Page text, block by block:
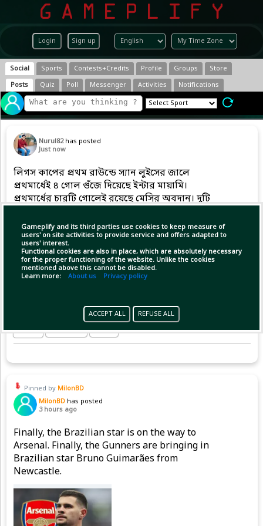
Login Sign up
Gameplify and its third parties use cookies to keep measure of
users' on site activities to provide service and offers adapted to
users' interest.
Functional cookies are also in place, which are absolutely necessary
for the proper functioning of the website. Unlike the cookies
mentioned above this cannot be disabled.
Learn more: About us Privacy policy
ACCEPT ALL REFUSE ALL
Social Sports Contests+Credits Profile Groups
Store
Posts
Quiz Poll Messenger Activities Notifications
Nurul82 has posted
Just now
লিগস কাপের প্রথম রাউন্ডে স্যান লুইসের জালে
প্রথমার্ধেই ৪ গোল গুঁজে দিয়েছে ইন্টার মায়ামি।
প্রথমার্ধের চারটি গোলেই রয়েছে মেসির অবদান। দুটি
Pinned by MilonBD
MilonBD has posted
3 hours ago
Finally, the Brazilian star is on the way to
Arsenal. Finally, the Gunners are bringing in
Brazilian star Bruno Guimarães from
Newcastle.